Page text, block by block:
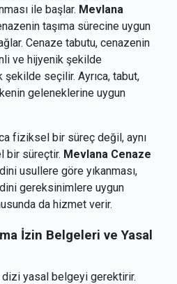
ile başlar. Mevlana
taşıma sürecine uygun
Cenaze tabutu, cenazenin
ve hijyenik şekilde
şekilde seçilir. Ayrıca, tabut,
geleneklerine uygun
fiziksel bir süreç değil, aynı
bir süreçtir. Mevlana Cenaze
usullere göre yıkanması,
gereksinimlere uygun
da hizmet verir.
İzin Belgeleri ve Yasal
dizi yasal belgeyi gerektirir.